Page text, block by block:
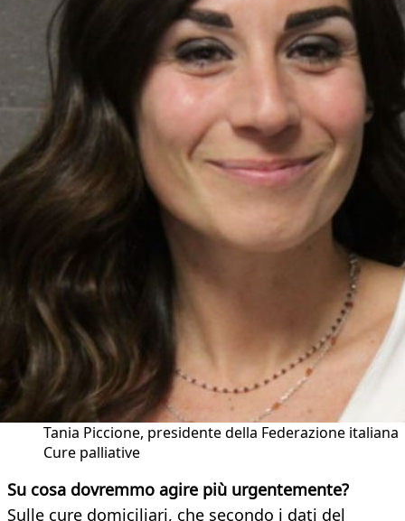
Tania Piccione, presidente della Federazione italiana
Cure palliative
Su cosa dovremmo agire più urgentemente?
Sulle cure domiciliari, che secondo i dati del